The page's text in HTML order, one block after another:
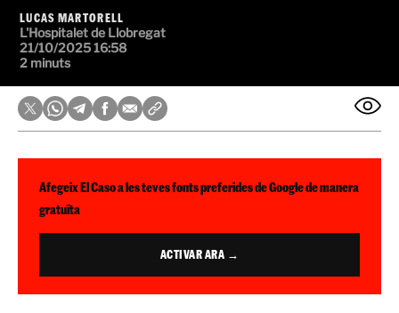
LUCAS MARTORELL
L'Hospitalet de Llobregat
21/10/2025 16:58
2 minuts
Afegeix El Caso a les teves fonts preferides de Google de manera
gratuïta
ACTIVAR ARA →